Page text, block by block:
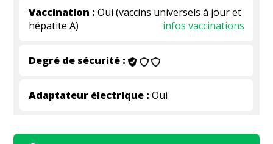
Vaccination : Oui (vaccins universels à jour et
hépatite A)
infos vaccinations
Degré de sécurité :
Adaptateur électrique : Oui